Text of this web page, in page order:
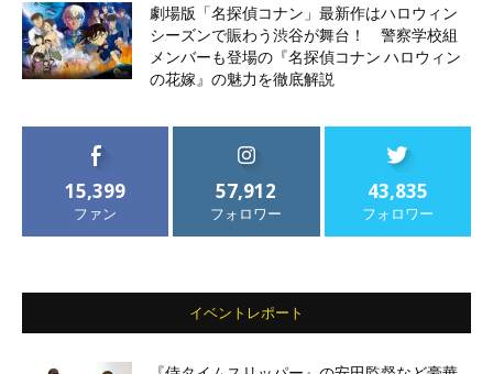
劇場版「名探偵コナン」最新作はハロウィン
シーズンで賑わう渋谷が舞台！ 警察学校組
メンバーも登場の『名探偵コナン ハロウィン
の花嫁』の魅力を徹底解説
15,399
ファン
57,912
フォロワー
43,835
フォロワー
イベントレポート